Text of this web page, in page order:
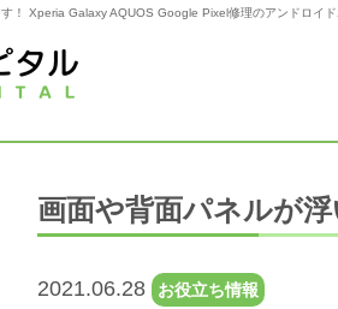
！ Xperia Galaxy AQUOS Google Pixel修理のアンドロイ
画面や背面パネルが
2021.06.28 お役立ち情報